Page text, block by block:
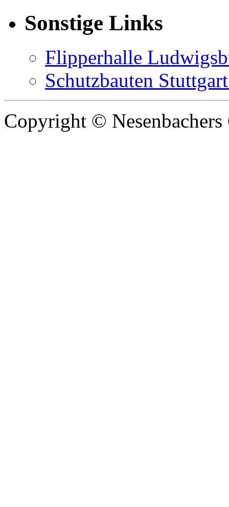
Sonstige Links
Flipperhalle
Schutzbauten
Copyright © Nesenbachers